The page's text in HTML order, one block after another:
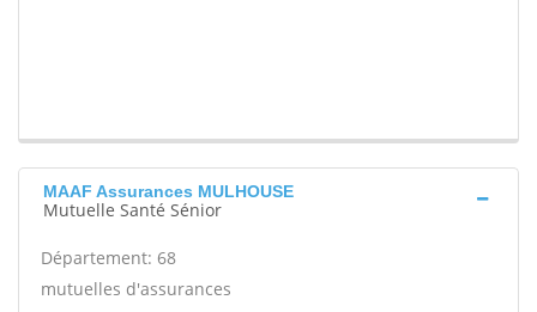
MAAF Assurances MULHOUSE
Mutuelle Santé Sénior
Département: 68
mutuelles d'assurances